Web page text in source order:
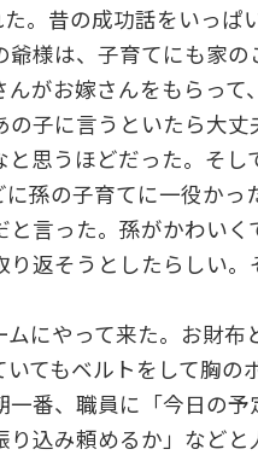
。昔の成功話をいっぱ
様は、子育てにも家の
がお嫁さんをもらって
子に言うといたら大丈
思うほどだった。そし
孫の子育てに一役かっ
言った。孫がかわいく
返そうとしたらしい。
にやって来た。お財布
てもベルトをして胸の
番、職員に「今日の予
込み頼めるか」などと